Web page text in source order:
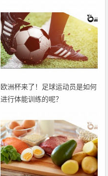
欧洲杯来了！足球运动员是如何
进行体能训练的呢？